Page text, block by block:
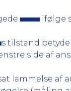
ifølge
s tilstand
side af
lammelse af